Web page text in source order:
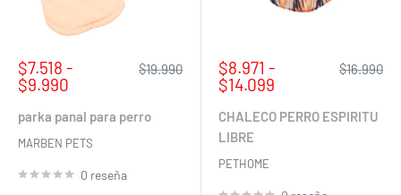
Precio
de
$7.518 -
$9.990
Precio
$19.990
parka panal para perro
MARBEN PETS
0 reseña
Precio
de
$8.971 -
$14.099
Precio
$16.990
CHALECO PERRO ESPIRITU
LIBRE
PETHOME